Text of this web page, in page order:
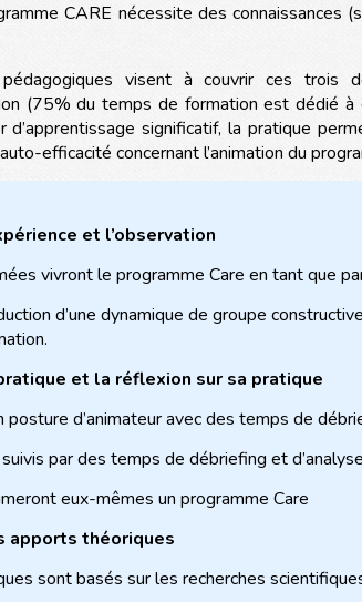
CARE nécessite des connaissances
visent à couvrir ces trois
(75% du temps de formation est dédié
d’apprentissage significatif, la pratique
efficacité concernant l’animation du
et l’observation
vivront le programme Care en tant que
d’une dynamique de groupe
et la réflexion sur sa pratique
posture d’animateur avec des temps de
par des temps de débriefing et
eux-mêmes un programme Care
apports théoriques
sont basés sur les recherches